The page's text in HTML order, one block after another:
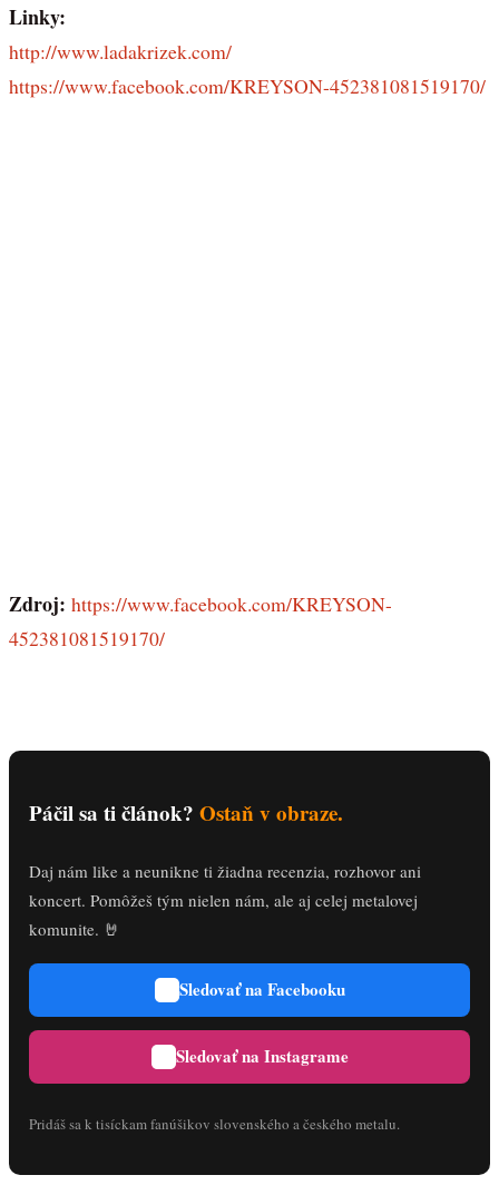
Linky:
http://www.ladakrizek.com/
https://www.facebook.com/KREYSON-452381081519170/
Zdroj: https://www.facebook.com/KREYSON-
452381081519170/
Páčil sa ti článok? Ostaň v obraze.
Daj nám like a neunikne ti žiadna recenzia, rozhovor ani
koncert. Pomôžeš tým nielen nám, ale aj celej metalovej
komunite. 🤘
Sledovať na Facebooku
Sledovať na Instagrame
Pridáš sa k tisíckam fanúšikov slovenského a českého metalu.